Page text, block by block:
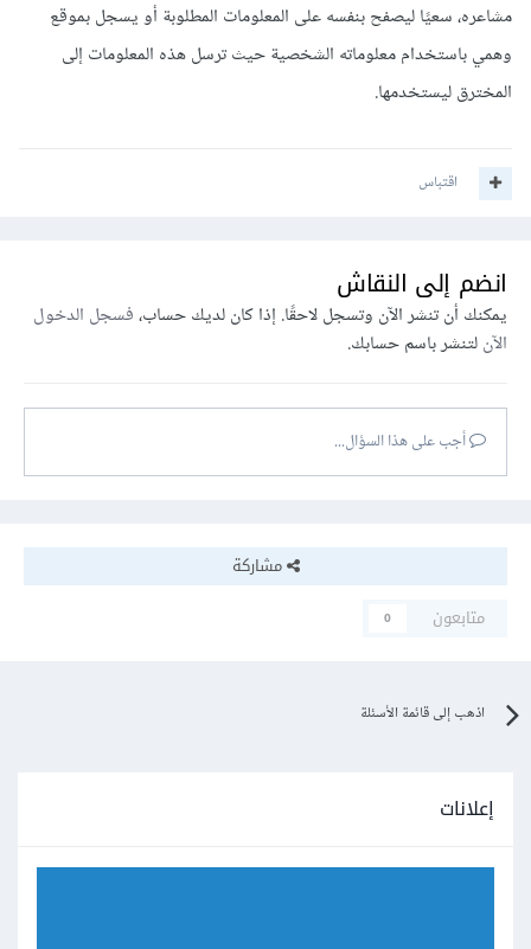
مشاعره، سعيًا ليصفح بنفسه على المعلومات المطلوبة أو يسجل بموقع
وهمي باستخدام معلوماته الشخصية حيث ترسل هذه المعلومات إلى
المخترق ليستخدمها.
اقتباس
انضم إلى النقاش
يمكنك أن تنشر الآن وتسجل لاحقًا. إذا كان لديك حساب،فسجل الدخول
الآنلتنشر باسم حسابك.
أجب على هذا السؤال...
مشاركة
متابعون
0
اذهب إلى قائمة الأسئلة
إعلانات